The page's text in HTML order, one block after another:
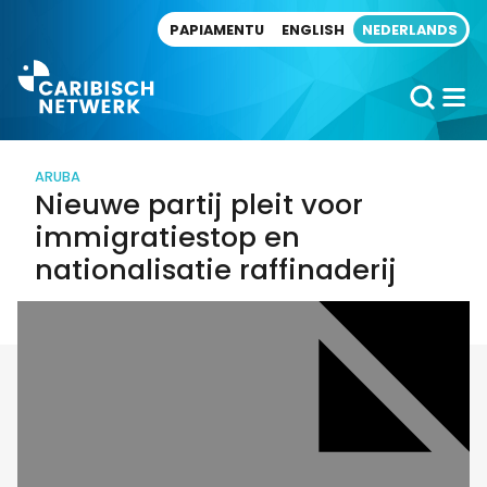
PAPIAMENTU ENGLISH NEDERLANDS
ARUBA
Nieuwe partij pleit voor
immigratiestop en
nationalisatie raffinaderij